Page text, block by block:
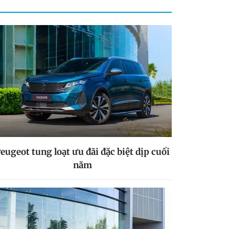
tung loạt ưu đãi đặc biệt dịp cuối
năm